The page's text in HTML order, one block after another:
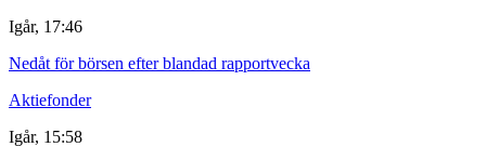
Igår, 17:46
Nedåt för börsen efter blandad rapportvecka
Aktiefonder
Igår, 15:58